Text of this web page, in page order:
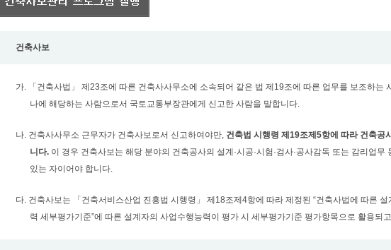
건축사보
가. 「건축사법」 제23조에 따른 건축사사무소에 소속되어 같은 법 제19조에 따른 업무를 보조하는
나에 해당하는 사람으로서 국토교통부장관에게 신고한 사람을 말합니다.
나. 건축사사무소 근무자가 건축사보로서 신고하여야만, 건축법 시행령 제19조제5항에 따라 건축공
니다. 이 경우 건축사보는 해당 분야의 건축공사의 설계·시공·시험·검사·공사감독 또는 감리업무
있는 자이어야 합니다.
다. 건축사보는 「건축서비스산업 진흥법 시행령」 제18조제4항에 따라 제정된 “건축사법에 따른
력 세부평가기준”에 따른 설계자의 사업수행능력이 평가 시 세부평가기준 평가항목으로 활용되